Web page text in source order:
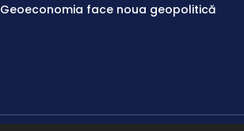
Geoeconomia face noua geopolitică